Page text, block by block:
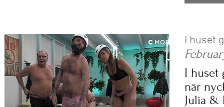
I huset
I huset
när
Julia &